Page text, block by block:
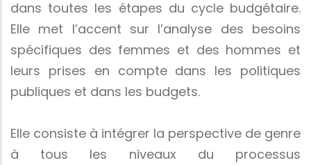
dans toutes les étapes du cycle budgétaire.
Elle met l’accent sur l’analyse des besoins
spécifiques des femmes et des hommes et
leurs prises en compte dans les politiques
publiques et dans les budgets.
Elle consiste à intégrer la perspective de genre
à tous les niveaux du processus